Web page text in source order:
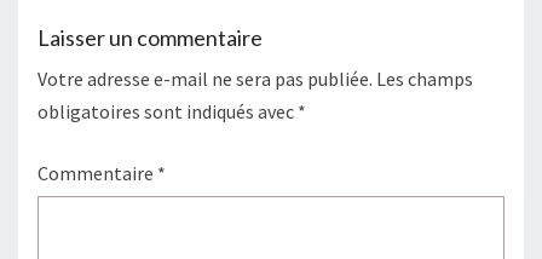
Laisser un commentaire
Votre adresse e-mail ne sera pas publiée. Les champs
obligatoires sont indiqués avec *
Commentaire *